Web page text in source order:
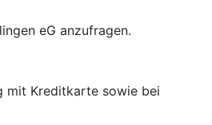
eG anzufragen.
mit Kreditkarte sowie bei